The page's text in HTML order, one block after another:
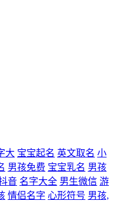
大 宝宝起名 英文取名 小
男孩免费 宝宝乳名 男孩
音 名字大全 男生微信 游
情侣名字 心形符号 男孩,